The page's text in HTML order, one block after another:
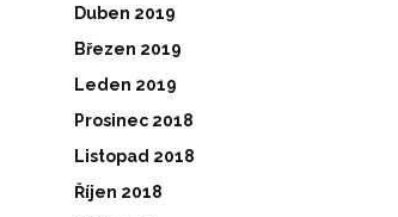
Duben 2019
Březen 2019
Leden 2019
Prosinec 2018
Listopad 2018
Říjen 2018